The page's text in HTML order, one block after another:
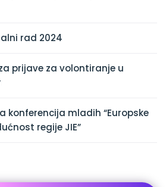
rad 2024
prijave za volontiranje u
konferencija mladih “Europske
regije JIE”